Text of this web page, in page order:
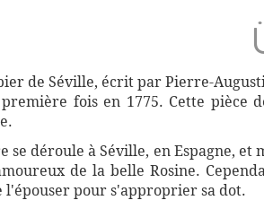
de Séville, écrit par Pierre-
fois en 1775. Cette pièce
se déroule à Séville, en Espagne, et
de la belle Rosine.
l'épouser pour s'approprier sa dot.